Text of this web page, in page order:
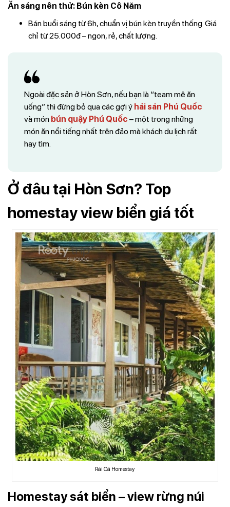
Ăn sáng nên thử: Bún kèn Cô Năm
Bán buổi sáng từ 6h, chuẩn vị bún kèn truyền thống. Giá
chỉ từ 25.000đ – ngon, rẻ, chất lượng.
Ngoài đặc sản ở Hòn Sơn, nếu bạn là “team mê ăn
uống” thì đừng bỏ qua các gợi ý hải sản Phú Quốc
và món bún quậy Phú Quốc – một trong những
món ăn nổi tiếng nhất trên đảo mà khách du lịch rất
hay tìm.
Ở đâu tại Hòn Sơn? Top
homestay view biển giá tốt
Rái Cá Homestay
Homestay sát biển – view rừng núi